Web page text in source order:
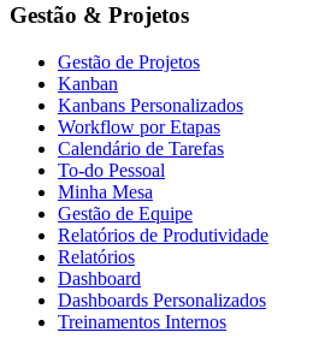
Gestão & Projetos
Gestão de Projetos
Kanban
Kanbans Personalizados
Workflow por Etapas
Calendário de Tarefas
To-do Pessoal
Minha Mesa
Gestão de Equipe
Relatórios de Produtividade
Relatórios
Dashboard
Dashboards Personalizados
Treinamentos Internos